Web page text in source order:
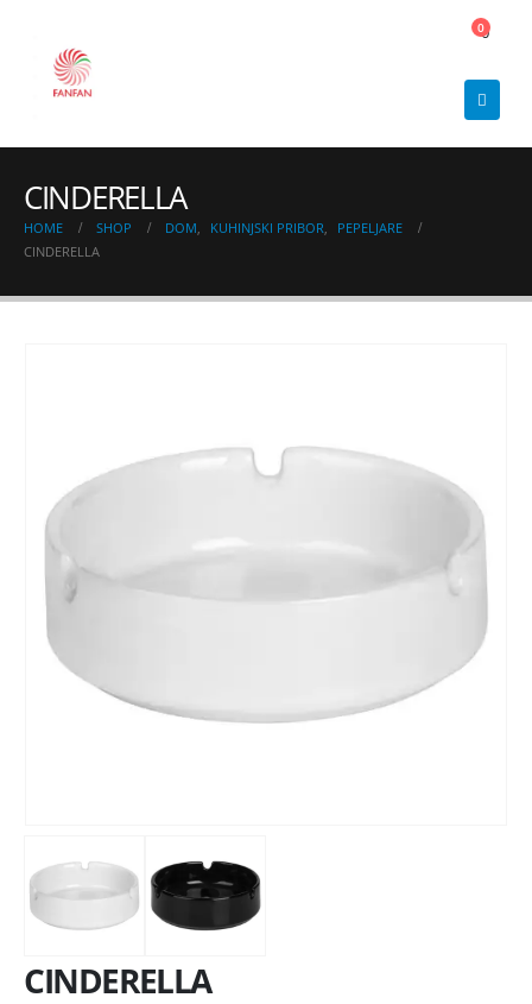
00
CINDERELLA
HOME SHOP DOM, KUHINJSKI PRIBOR,
PEPELJARE
CINDERELLA
CINDERELLA